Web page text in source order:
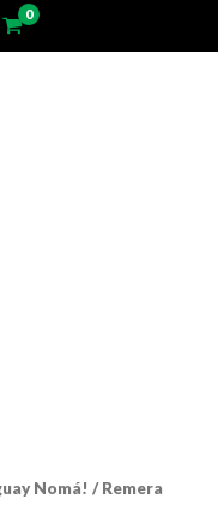
Nomá! / Remera